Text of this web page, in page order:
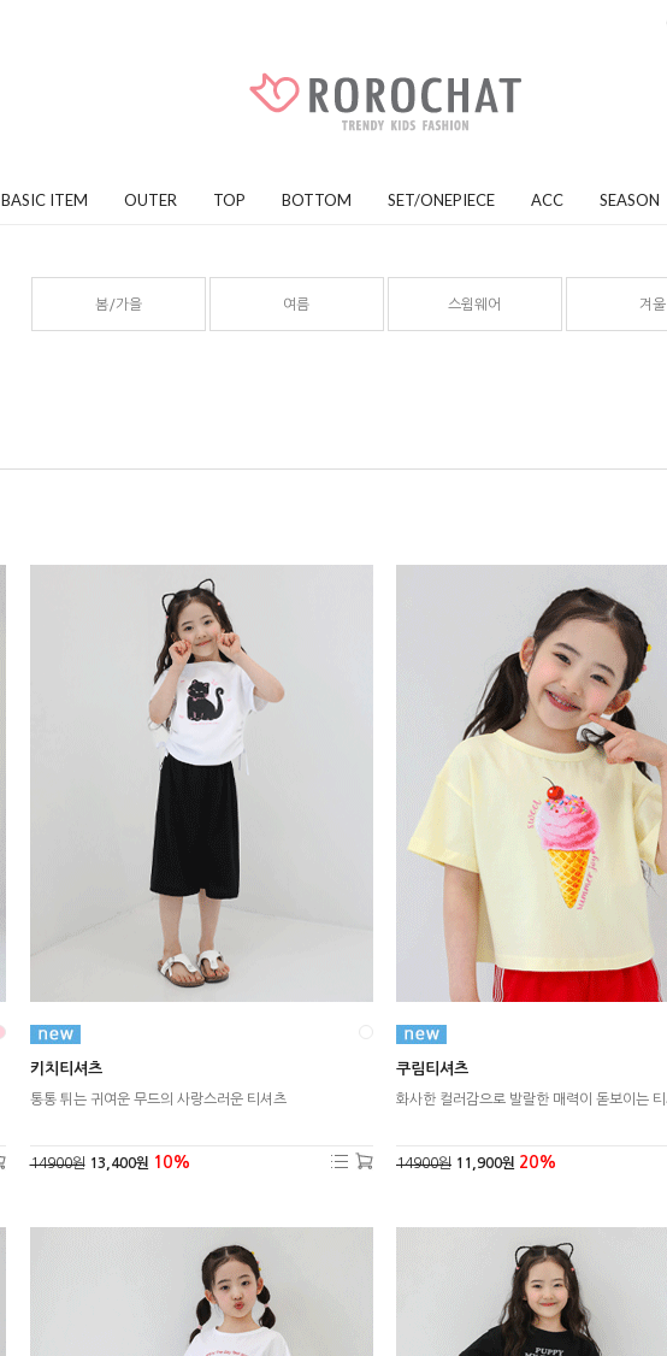
BASIC ITEM OUTER TOP BOTTOM SET/ONEPIECE ACC SEASON
봄/가을 여름 스윔웨어 겨울
키치티셔츠
통통 튀는 귀여운 무드의 사랑스러운 티셔츠
14900원 13,400원 10%
쿠림티셔츠
화사한 컬러감으로 발랄한 매력이 돋보이는
14900원 11,900원 20%